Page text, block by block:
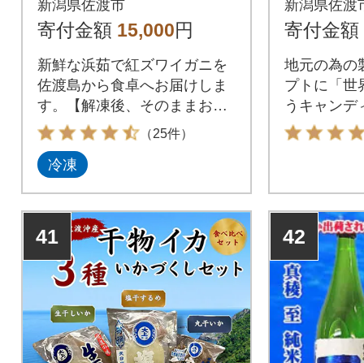
杯400g/3杯)
新潟県佐渡市
寄付金額 15,000円
新鮮な浜茹で紅ズワイガニを
佐渡島から食卓へお届けしま
す。【解凍後、そのままお召
し上がりいただけます】
（25件）
冷凍
新潟県佐渡
寄付金額
地元の為の
プトに「世
うキャンデ
た。
41 42